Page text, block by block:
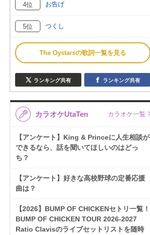
4位 お告げ
5位 つくし
The Oystarsの歌詞一覧を見る
ランキング共有 ランキング共有
カラオケUtaTen カラオケ一覧
【アンケート】King & Princeに人生相談が
できるなら、話を聞いてほしいのはどっ
ち？
【アンケート】好きな高校野球の定番応援
曲は？
【2026】BUMP OF CHICKENセトリ一覧！
BUMP OF CHICKEN TOUR 2026-2027
Ratio Clavisのライブセットリストを随時